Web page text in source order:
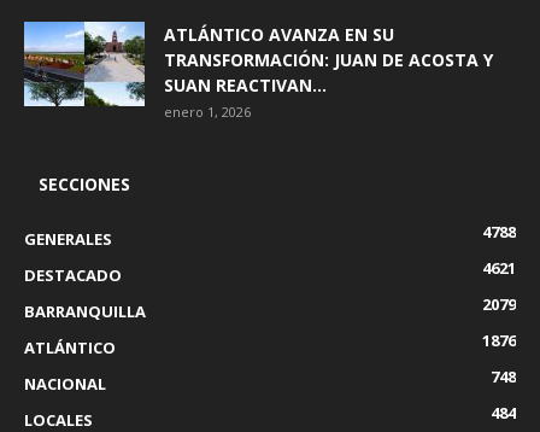
ATLÁNTICO AVANZA EN SU
TRANSFORMACIÓN: JUAN DE ACOSTA Y
SUAN REACTIVAN...
enero 1, 2026
SECCIONES
GENERALES
4788
DESTACADO
4621
BARRANQUILLA
2079
ATLÁNTICO
1876
NACIONAL
748
LOCALES
484